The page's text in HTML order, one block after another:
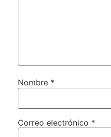
Nombre *
Correo electrónico *